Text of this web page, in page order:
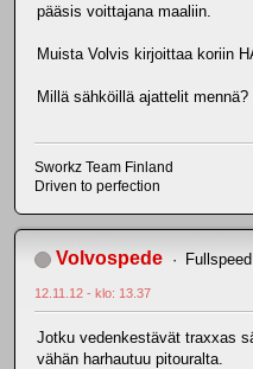
pääsis voittajana maaliin.
Muista Volvis kirjoittaa koriin
Millä sähköillä ajattelit mennä?
Sworkz Team Finland
Driven to perfection
Volvospede
12.11.12 - klo: 13.37
Jotku vedenkestävät traxxas
vähän harhautuu pitouralta.